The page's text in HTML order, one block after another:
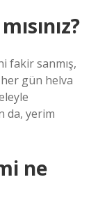
fakir sanmış,
gün helva
da, yerim
ne